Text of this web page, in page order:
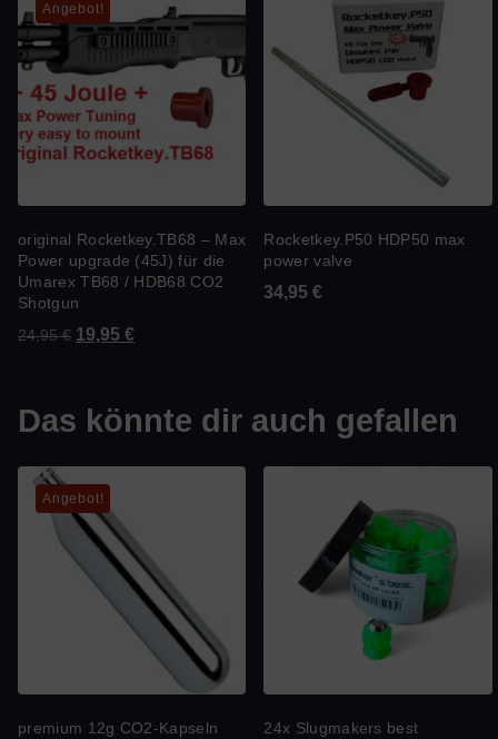
Angebot!
original Rocketkey.TB68 – Max
Power upgrade (45J) für die
Umarex TB68 / HDB68 CO2
Shotgun
24,95€ 19,95 €
Rocketkey.P50 HDP50 max
power valve
34,95€
Das könnte dir auch gefallen
Angebot!
premium 12g CO2-Kapseln
24x Slugmakers best